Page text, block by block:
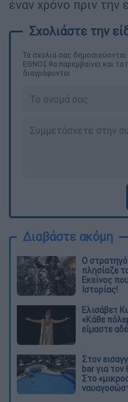
έναν χρόνο πριν την
Τα σχολιά σας
ΕΘΝΟΣ θα παρεμβαίνει και τα
διαγράφονται
Διαβάστε ακόμη
O
πλησίαζε
Εκείνος
Ιστορίας!
Ελισάβετ
«Κάθε
είμαστε
Στον
bar για
Στο